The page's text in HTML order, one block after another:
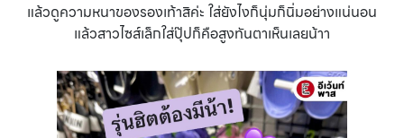
แล้วดูความหนาของรองเท้าสิค่ะ ใส่ยังไงก็นุ่มก็นิ่มอย่างแน่นอน
แล้วสาวไซส์เล็กใส่ปุ๊ปก็คือสูงทันตาเห็นเลยน้าา